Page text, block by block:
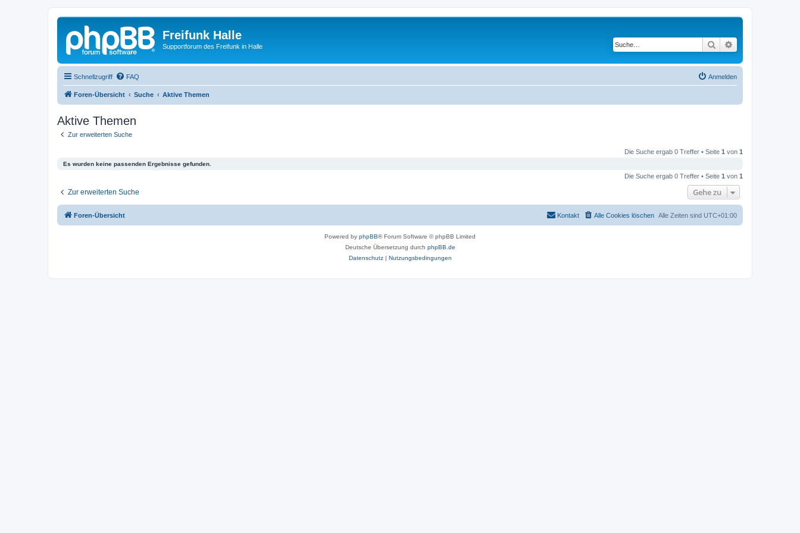
Freifunk Halle
Supportforum des Freifunk in Halle Suche
Schnellzugriff FAQ Anmelden
Foren-Übersicht Suche Aktive Themen
Aktive Themen
Zur erweiterten Suche
Die Suche ergab 0 Treffer • Seite 1 von 1
Es wurden keine passenden Ergebnisse gefunden.
Die Suche ergab 0 Treffer • Seite 1 von 1
Zur erweiterten Suche Gehe zu
Foren-Übersicht Alle Zeiten sind UTC+01:00
Alle Cookies löschen
Kontakt
Powered by phpBB® Forum Software © phpBB Limited
Deutsche Übersetzung durch phpBB.de
Datenschutz| Nutzungsbedingungen